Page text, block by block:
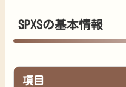
SPXSの基本情報
項目